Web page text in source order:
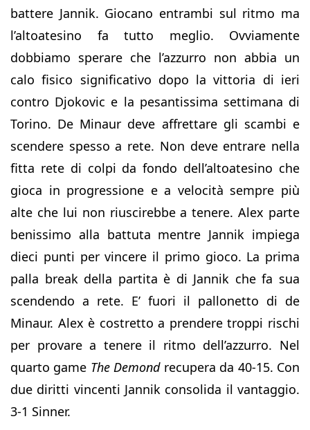
battere Jannik. Giocano entrambi sul ritmo ma
l’altoatesino fa tutto meglio. Ovviamente
dobbiamo sperare che l’azzurro non abbia un
calo fisico significativo dopo la vittoria di ieri
contro Djokovic e la pesantissima settimana di
Torino. De Minaur deve affrettare gli scambi e
scendere spesso a rete. Non deve entrare nella
fitta rete di colpi da fondo dell’altoatesino che
gioca in progressione e a velocità sempre più
alte che lui non riuscirebbe a tenere. Alex parte
benissimo alla battuta mentre Jannik impiega
dieci punti per vincere il primo gioco. La prima
palla break della partita è di Jannik che fa sua
scendendo a rete. E’ fuori il pallonetto di de
Minaur. Alex è costretto a prendere troppi rischi
per provare a tenere il ritmo dell’azzurro. Nel
quarto game The Demondrecupera da 40-15. Con
due diritti vincenti Jannik consolida il vantaggio.
3-1 Sinner.